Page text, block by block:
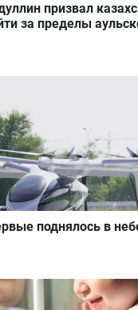
призвал
за пределы
поднялось в